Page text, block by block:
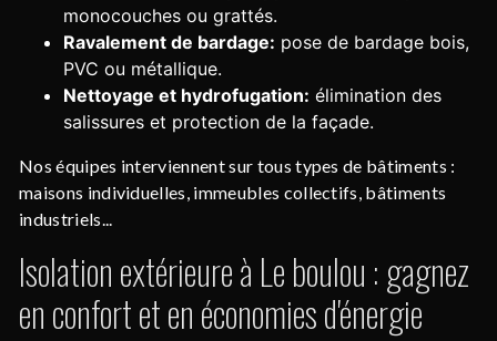
monocouches ou grattés.
Ravalement de bardage: pose de bardage bois,
PVC ou métallique.
Nettoyage et hydrofugation: élimination des
salissures et protection de la façade.
Nos équipes interviennent sur tous types de bâtiments :
maisons individuelles, immeubles collectifs, bâtiments
industriels...
Isolation extérieure à Le boulou : gagnez
en confort et en économies d'énergie